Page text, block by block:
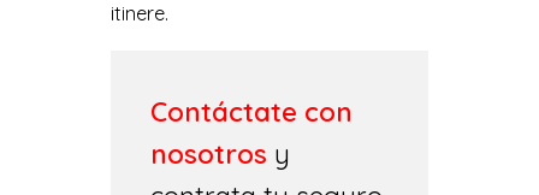
itinere.
Contáctate con
nosotros y